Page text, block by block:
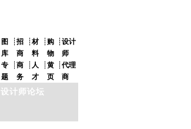
图
库
┊ 招
商
┊ 材
料
┊ 购
物
┊ 设计
师
专
题
┊ 商
务
┊ 人
才
┊ 黄
页
┊ 代理
商
设计师论坛